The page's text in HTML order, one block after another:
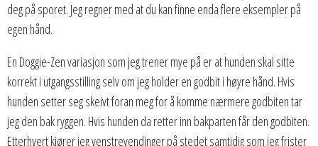
deg på sporet. Jeg regner med at du kan finne enda flere eksempler på
egen hånd.
En Doggie-Zen variasjon som jeg trener mye på er at hunden skal sitte
korrekt i utgangsstilling selv om jeg holder en godbit i høyre hånd. Hvis
hunden setter seg skeivt foran meg for å komme nærmere godbiten tar
jeg den bak ryggen. Hvis hunden da retter inn bakparten får den godbiten.
Etterhvert kjører jeg venstrevendinger på stedet samtidig som jeg frister